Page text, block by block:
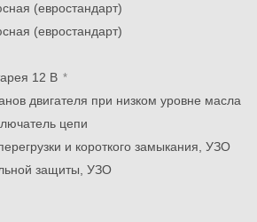
(евростандарт)
(евростандарт)
12 В
двигателя при низком уровне масла
цепи
и короткого замыкания, УЗО
защиты, УЗО